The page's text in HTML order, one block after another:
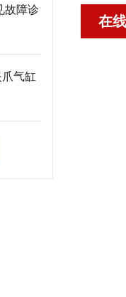
故障诊
气缸
在